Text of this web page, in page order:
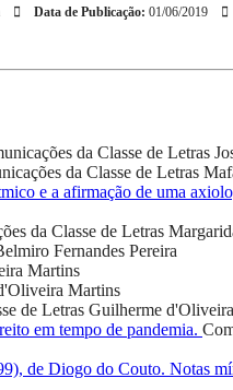
Data de Publicação: 01/06/2019
da Classe de Letras
da Classe de Letras
e a afirmação de uma
da Classe de Letras
Fernandes Pereira
Martins
Martins
de Letras Guilherme
em tempo de pandemia.
de Diogo do Couto. Notas